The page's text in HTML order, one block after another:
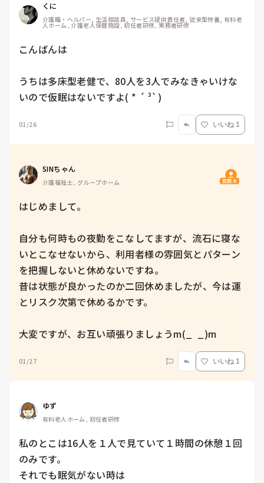
くに
介護職・ヘルパー, 生活相談員, サービス提供責任者, 従来型特養, 有料老
人ホーム, 介護老人保健施設, 初任者研修, 実務者研修
こんばんは
うちは多床型老健で、80人を3人でみなきゃいけな
いので仮眠はないですよ( * ´ ³`)
01/26 いいね 1
SINちゃん
介護福祉士, グループホーム 質問主
はじめまして。
自分も何時もの夜勤をこなしてますが、流石に寝な
いとこなせないから、利用者様の雰囲気とパターン
を把握しないと休めないですね。
昔は状態が良かったのか二回休めましたが、今は運
とリスク次第で休めるかです。
大変ですが、お互い頑張りましょうm(_  _)m
01/27 いいね 1
ゆず
有料老人ホーム, 初任者研修
私のとこは16人を１人で見ていて１時間の休憩１回
のみです。
それでも眠気がない時は